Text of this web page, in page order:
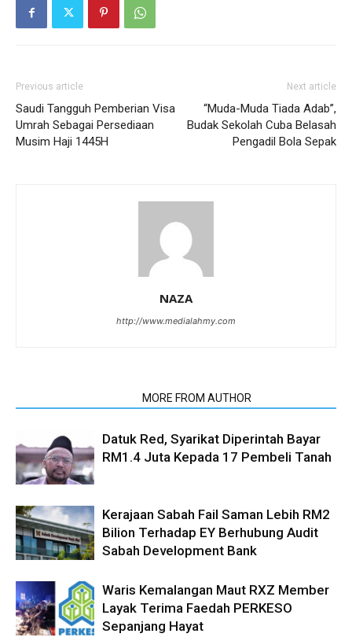
Previous article
Saudi Tangguh Pemberian Visa
Umrah Sebagai Persediaan
Musim Haji 1445H
Next article
“Muda-Muda Tiada Adab”,
Budak Sekolah Cuba Belasah
Pengadil Bola Sepak
NAZA
http://www.medialahmy.com
MORE FROM AUTHOR
Datuk Red, Syarikat Diperintah Bayar
RM1.4 Juta Kepada 17 Pembeli Tanah
Kerajaan Sabah Fail Saman Lebih RM2
Bilion Terhadap EY Berhubung Audit
Sabah Development Bank
Waris Kemalangan Maut RXZ Member
Layak Terima Faedah PERKESO
Sepanjang Hayat